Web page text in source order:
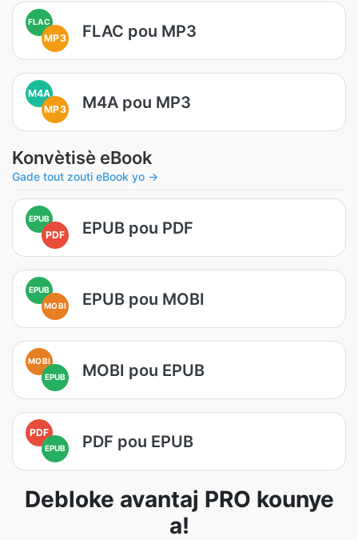
FLAC
MP3 FLAC pou MP3
M4A
MP3
M4A pou MP3
Konvètisè eBook
Gade tout zouti eBook yo →
EPUB
PDF EPUB pou PDF
EPUB
MOBI
EPUB pou MOBI
MOBI
EPUB
MOBI pou EPUB
PDF
EPUB PDF pou EPUB
Debloke avantaj PRO kounye
a!